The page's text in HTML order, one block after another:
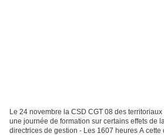
Le 24 novembre la CSD CGT 08 des
une journée de formation sur certains effets de
directrices de gestion - Les 1607 heures A cette